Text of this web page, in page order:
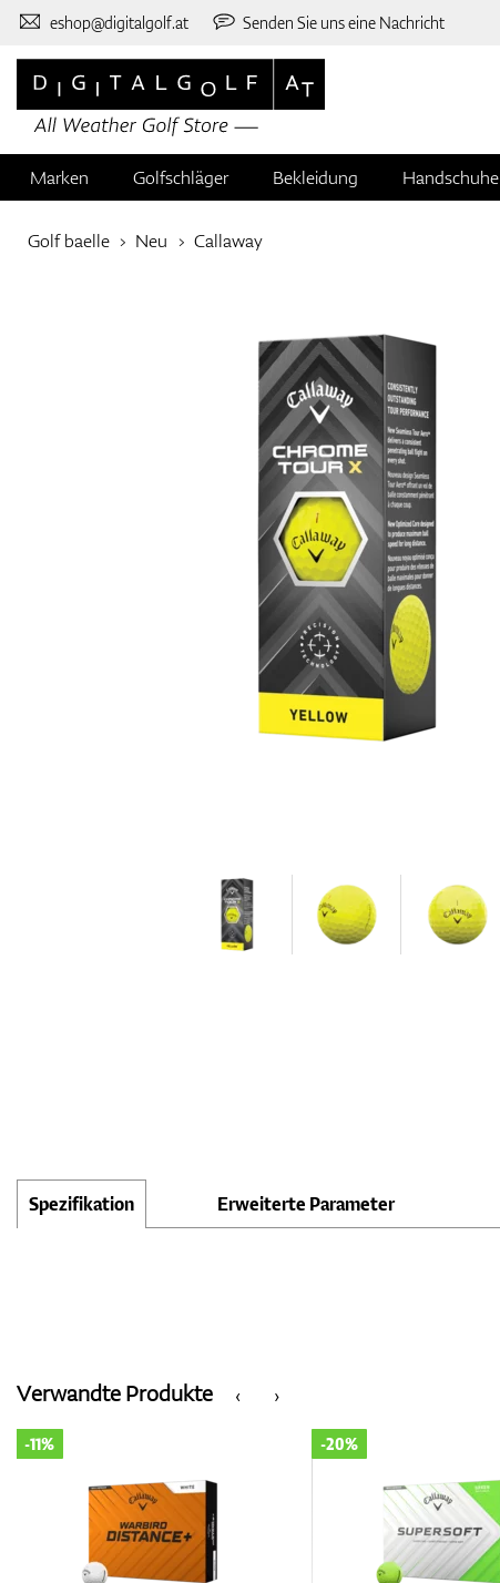
eshop@digitalgolf.at Senden Sie uns eine Nachricht
Marken Golfschläger Bekleidung Handschuhe
Golf baelle Neu Callaway
Spezifikation Erweiterte Parameter
‹
Verwandte Produkte ›
-11% -20%